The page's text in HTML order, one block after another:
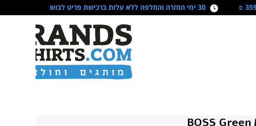
30 ימי החזרה והחלפה ללא עלות ברכישת פריט לבוש